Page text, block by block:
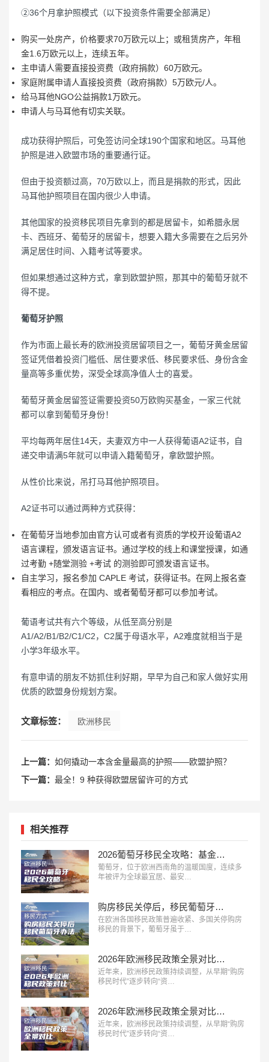
②36个月拿护照模式（以下投资条件需要全部满足）
购买一处房产，价格要求70万欧元以上；或租赁房产，年租
金1.6万欧元以上，连续五年。
主申请人需要直接投资费（政府捐款）60万欧元。
家庭附属申请人直接投资费（政府捐款）5万欧元/人。
给马耳他NGO公益捐款1万欧元。
申请人与马耳他有切实关联。
成功获得护照后，可免签访问全球190个国家和地区。马耳他
护照是进入欧盟市场的重要通行证。
但由于投资额过高，70万欧以上，而且是捐款的形式，因此
马耳他护照项目在国内很少人申请。
其他国家的投资移民项目先拿到的都是居留卡，如希腊永居
卡、西班牙、葡萄牙的居留卡，想要入籍大多需要在之后另外
满足居住时间、入籍考试等要求。
但如果想通过这种方式，拿到欧盟护照，那其中的葡萄牙就不
得不提。
葡萄牙护照
作为市面上最长寿的欧洲投资居留项目之一，葡萄牙黄金居留
签证凭借着投资门槛低、居住要求低、移民要求低、身份含金
量高等多重优势，深受全球高净值人士的喜爱。
葡萄牙黄金居留签证需要投资50万欧购买基金，一家三代就
都可以拿到葡萄牙身份！
平均每两年居住14天，夫妻双方中一人获得葡语A2证书，自
递交申请满5年就可以申请入籍葡萄牙，拿欧盟护照。
从性价比来说，吊打马耳他护照项目。
A2证书可以通过两种方式获得：
在葡萄牙当地参加由官方认可或者有资质的学校开设葡语A2
语言课程，颁发语言证书。通过学校的线上和课堂授课，如通
过考勤 +随堂测验 +考试 的测验即可颁发语言证书。
自主学习，报名参加 CAPLE 考试，获得证书。在网上报名查
看相应的考点。在国内、或者葡萄牙都可以参加考试。
葡语考试共有六个等级，从低至高分别是
A1/A2/B1/B2/C1/C2，C2属于母语水平，A2难度就相当于是
小学3年级水平。
有意申请的朋友不妨抓住利好期，早早为自己和家人做好实用
优质的欧盟身份规划方案。
文章标签： 欧洲移民
上一篇： 如何撬动一本含金量最高的护照——欧盟护照？
下一篇： 最全！9 种获得欧盟居留许可的方式
相关推荐
2026葡萄牙移民全攻略：基金、D7、数字游民
葡萄牙，位于欧洲西南角的温暖国度，连续多
年被评为全球最宜居、最安…
购房移民关停后，移民葡萄牙还有哪些路？
在欧洲各国移民政策普遍收紧、多国关停购房
移民的背景下，葡萄牙虽于…
2026年欧洲移民政策全景对比：主流国家路径、成本与适配人群分析
近年来，欧洲移民政策持续调整，从早期“购房
移民时代”逐步转向“资…
2026年欧洲移民政策全景对比：主流国家路径、成本与适配人群分析
近年来，欧洲移民政策持续调整，从早期“购房
移民时代”逐步转向“资…